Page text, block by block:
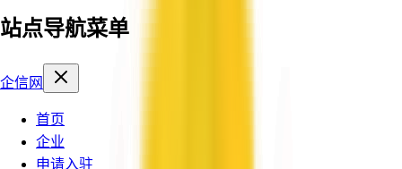
站点导航菜单
企信网
首页
企业
申请入驻